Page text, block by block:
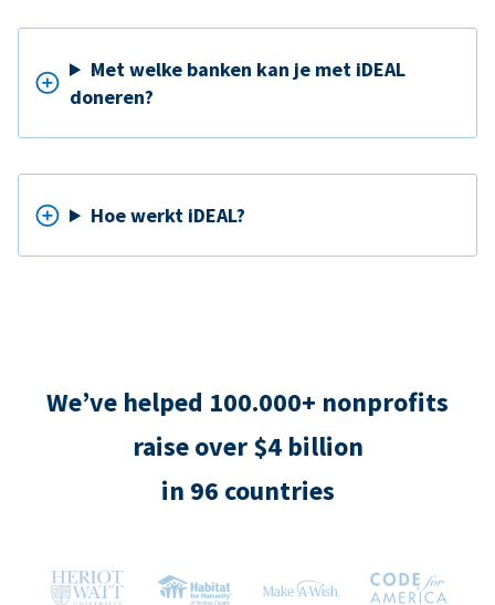
Met welke banken kan je met iDEAL
doneren?
Hoe werkt iDEAL?
We’ve helped 100.000+ nonprofits
raise over $4 billion
in 96 countries